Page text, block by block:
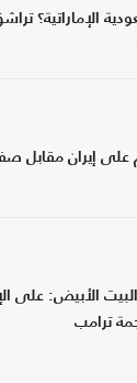
الإماراتية؟
على إيران مقابل
البيت الأبيض: على
ترامب